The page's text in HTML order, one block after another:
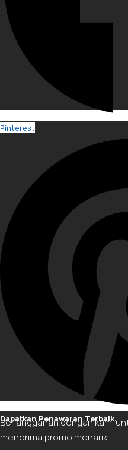
Pinterest
Dapatkan Penawaran Terbaik.
Berlangganan dengan kami
menerima promo menarik.